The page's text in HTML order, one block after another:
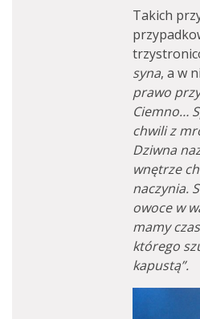
Takich
syna, a w
prawo
Ciemno…
chwili z
Dziwna
wnętrze
naczynia.
owoce w
mamy
którego
kapustą”.